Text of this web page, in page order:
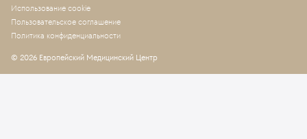
Использование cookie
Пользовательское соглашение
Политика конфиденциальности
© 2026 Европейский Медицинский Центр